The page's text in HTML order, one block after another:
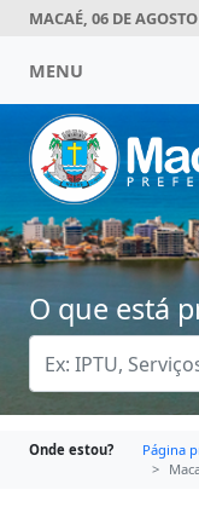
MACAÉ, 06 DE
MENU
O que está
Onde estou? Página